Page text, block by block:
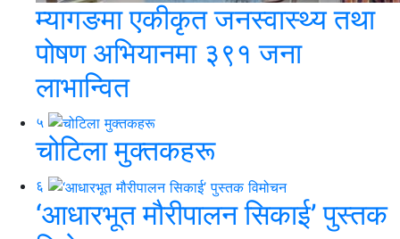
म्यागङमा एकीकृत जनस्वास्थ्य तथा
पोषण अभियानमा ३९१ जना
लाभान्वित
५
चोटिला मुक्तकहरू
६
‘आधारभूत मौरीपालन सिकाई’ पुस्तक